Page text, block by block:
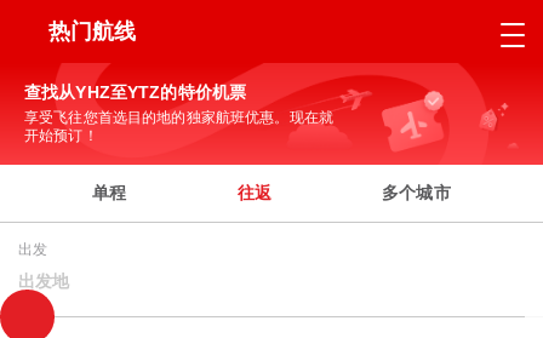
热门航线
查找从YHZ至YTZ的特价机票
享受飞往您首选目的地的独家航班优惠。现在就
开始预订！
单程 往返 多个城市
出发
出发地